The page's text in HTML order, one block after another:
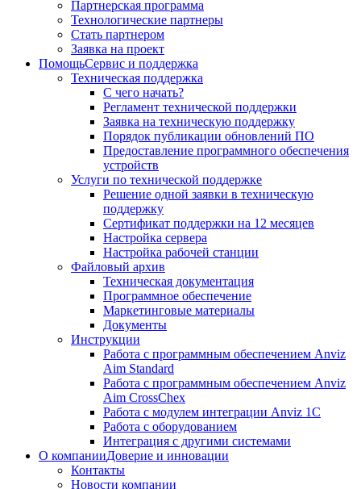
Партнерская программа
Технологические партнеры
Стать партнером
Заявка на проект
ПомощьСервис и поддержка
Техническая поддержка
С чего начать?
Регламент технической поддержки
Заявка на техническую поддержку
Порядок публикации обновлений ПО
Предоставление программного обеспечения
устройств
Услуги по технической поддержке
Решение одной заявки в техническую
поддержку
Сертификат поддержки на 12 месяцев
Настройка сервера
Настройка рабочей станции
Файловый архив
Техническая документация
Программное обеспечение
Маркетинговые материалы
Документы
Инструкции
Работа с программным обеспечением Anviz
Aim Standard
Работа с программным обеспечением Anviz
Aim CrossChex
Работа с модулем интеграции Anviz 1C
Работа с оборудованием
Интеграция с другими системами
О компанииДоверие и инновации
Контакты
Новости компании